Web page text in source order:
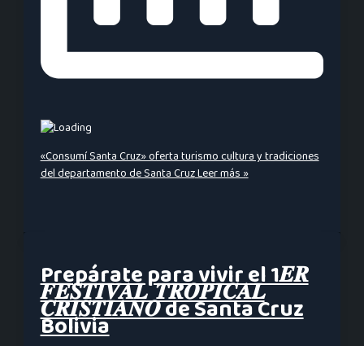
«Consumí Santa Cruz» oferta turismo cultura y tradiciones
del departamento de Santa CruzLeer más »
Prepárate para vivir el 1𝑬𝑹
𝑭𝑬𝑺𝑻𝑰𝑽𝑨𝑳 𝑻𝑹𝑶𝑷𝑰𝑪𝑨𝑳
𝑪𝑹𝑰𝑺𝑻𝑰𝑨𝑵𝑶 de Santa Cruz
Bolivia